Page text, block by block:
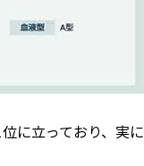
に立っており、実に